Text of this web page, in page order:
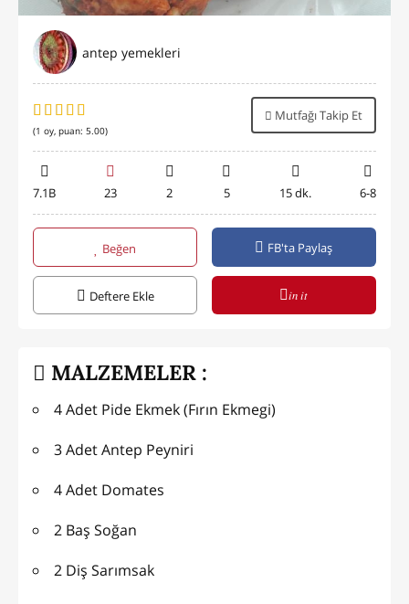
antep yemekleri
(1 oy, puan: 5.00)
Mutfağı Takip Et
7.1B 23 2 5 15 dk. 6-8
Beğen FB'ta Paylaş
Deftere Ekle in it
MALZEMELER :
4 Adet Pide Ekmek (Fırın Ekmegi)
3 Adet Antep Peyniri
4 Adet Domates
2 Baş Soğan
2 Diş Sarımsak